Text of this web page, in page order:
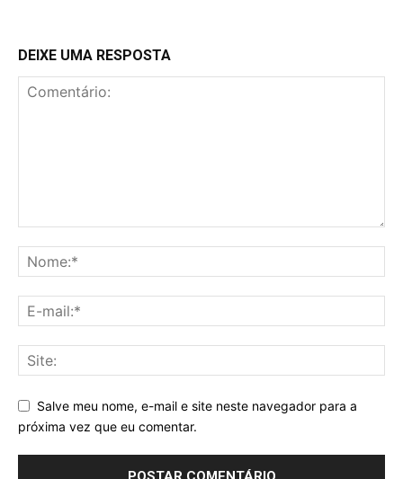
DEIXE UMA RESPOSTA
Salve meu nome, e-mail e site neste navegador para a
próxima vez que eu comentar.